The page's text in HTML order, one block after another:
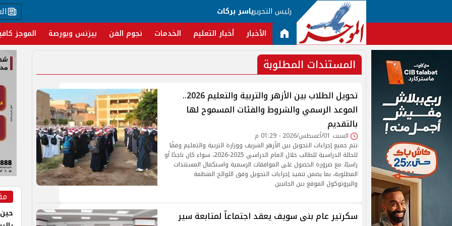
رئيس التحريرياسر بركات
الأخبار أخبار التعليم الخدمات نجوم الفن بيزنس وبورصة الموجز
المستندات المطلوبة
تحويل الطلاب بين الأزهر والتربية والتعليم 2026..
الموعد الرسمي والشروط والفئات المسموح لها
بالتقديم
السبت 01/أغسطس/2026 - 01:29 م
تتم جميع إجراءات التحويل بين الأزهر الشريف ووزارة التربية والتعليم وفقًا
للحالة الدراسية للطالب خلال العام الدراسي 2025-2026، سواء كان ناجحًا أو
راسبًا، مع ضرورة الحصول على الموافقات الرسمية واستكمال المستندات
المطلوبة، بما يضمن تنفيذ إجراءات التحويل وفق اللوائح المنظمة
والبروتوكول الموقع بين الجانبين
سكرتير عام بنى سويف يعقد اجتماعاً لمتابعة سير